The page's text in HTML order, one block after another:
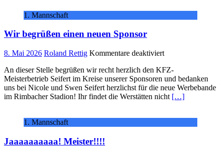
1. Mannschaft
Wir begrüßen einen neuen Sponsor
8. Mai 2026 Roland Rettig Kommentare deaktiviertfür
begrüßen
einen
neuen
Sponsor
An dieser Stelle begrüßen wir recht herzlich den KFZ-
Meisterbetrieb Seifert im Kreise unserer Sponsoren und bedanken
uns bei Nicole und Swen Seifert herzlichst für die neue Werbebande
im Rimbacher Stadion! Ihr findet die Werstätten nicht […]
1. Mannschaft
Jaaaaaaaaaa! Meister!!!!